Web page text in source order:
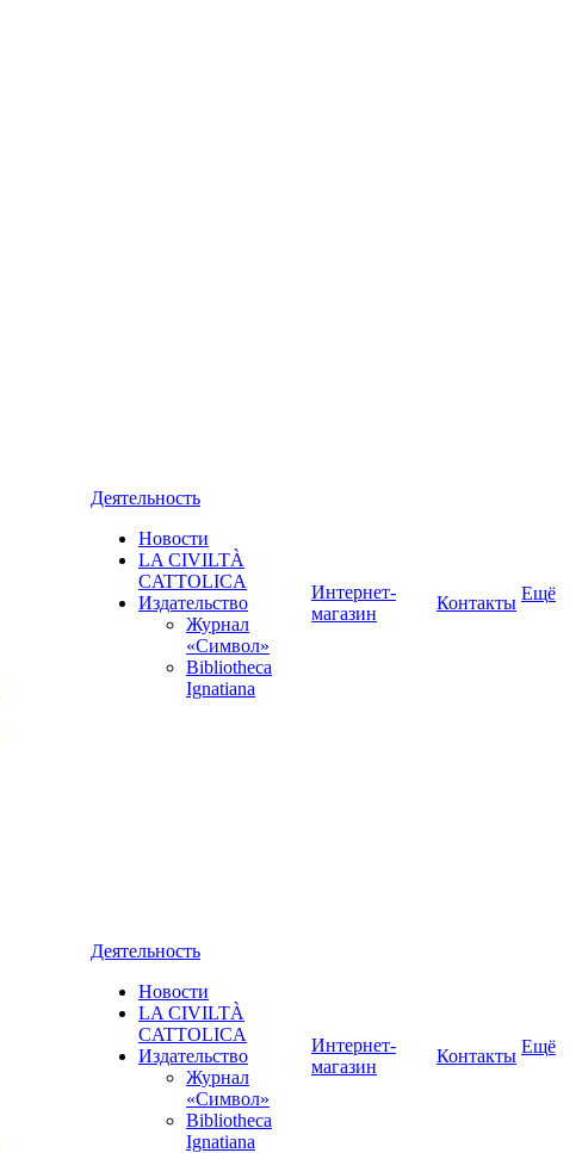
Деятельность
Новости
LA CIVILTÀ
CATTOLICA
Издательство
Журнал
«Символ»
Bibliotheca
Ignatiana
Интернет-
магазин
Контакты Ещё
Деятельность
Новости
LA CIVILTÀ
CATTOLICA
Издательство
Журнал
«Символ»
Bibliotheca
Ignatiana
Интернет-
магазин
Контакты Ещё